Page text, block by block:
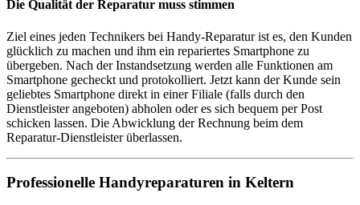
Die Qualität der Reparatur muss stimmen
Ziel eines jeden Technikers bei Handy-Reparatur ist es, den Kunden
glücklich zu machen und ihm ein repariertes Smartphone zu
übergeben. Nach der Instandsetzung werden alle Funktionen am
Smartphone gecheckt und protokolliert. Jetzt kann der Kunde sein
geliebtes Smartphone direkt in einer Filiale (falls durch den
Dienstleister angeboten) abholen oder es sich bequem per Post
schicken lassen. Die Abwicklung der Rechnung beim dem
Reparatur-Dienstleister überlassen.
Professionelle Handyreparaturen in Keltern